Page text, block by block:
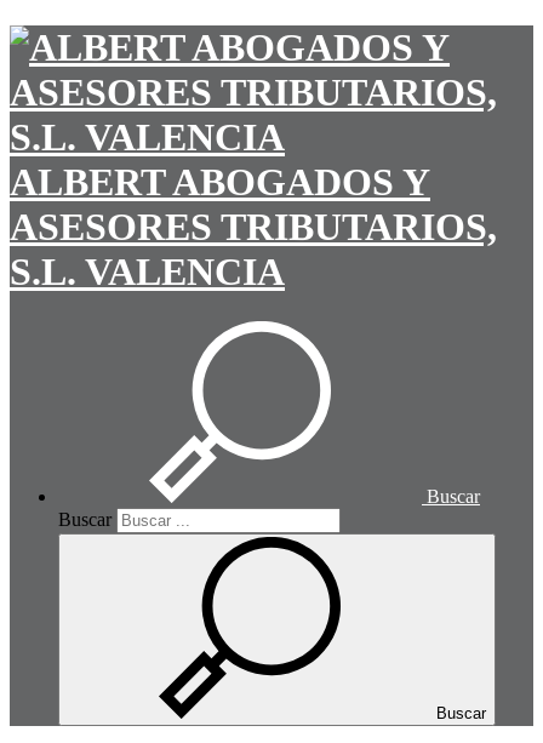
ALBERT ABOGADOS Y
ASESORES TRIBUTARIOS,
S.L. VALENCIA
Buscar
Buscar
Buscar